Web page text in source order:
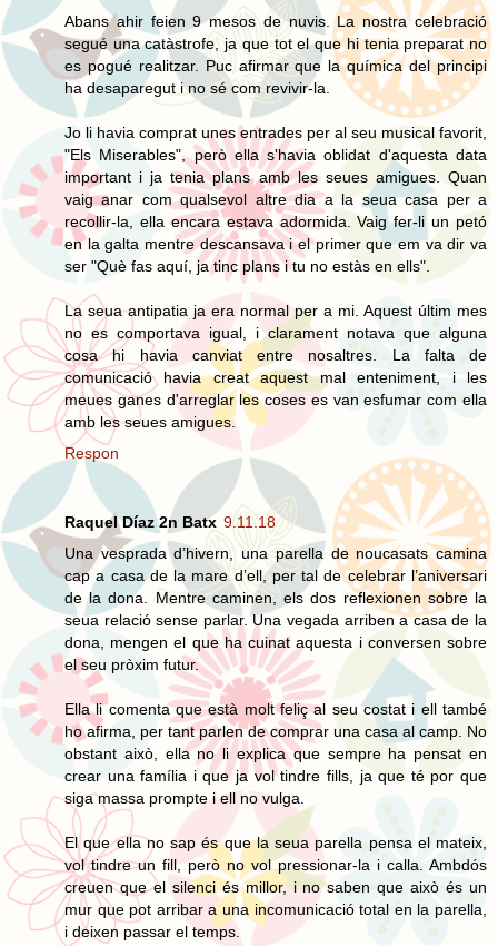
Abans ahir feien 9 mesos de nuvis. La nostra celebració
segué una catàstrofe, ja que tot el que hi tenia preparat no
es pogué realitzar. Puc afirmar que la química del principi
ha desaparegut i no sé com revivir-la.
Jo li havia comprat unes entrades per al seu musical favorit,
"Els Miserables", però ella s'havia oblidat d'aquesta data
important i ja tenia plans amb les seues amigues. Quan
vaig anar com qualsevol altre dia a la seua casa per a
recollir-la, ella encara estava adormida. Vaig fer-li un petó
en la galta mentre descansava i el primer que em va dir va
ser "Què fas aquí, ja tinc plans i tu no estàs en ells".
La seua antipatia ja era normal per a mi. Aquest últim mes
no es comportava igual, i clarament notava que alguna
cosa hi havia canviat entre nosaltres. La falta de
comunicació havia creat aquest mal enteniment, i les
meues ganes d'arreglar les coses es van esfumar com ella
amb les seues amigues.
Respon
Raquel Díaz 2n Batx 9.11.18
Una vesprada d’hivern, una parella de noucasats camina
cap a casa de la mare d’ell, per tal de celebrar l’aniversari
de la dona. Mentre caminen, els dos reflexionen sobre la
seua relació sense parlar. Una vegada arriben a casa de la
dona, mengen el que ha cuinat aquesta i conversen sobre
el seu pròxim futur.
Ella li comenta que està molt feliç al seu costat i ell també
ho afirma, per tant parlen de comprar una casa al camp. No
obstant això, ella no li explica que sempre ha pensat en
crear una família i que ja vol tindre fills, ja que té por que
siga massa prompte i ell no vulga.
El que ella no sap és que la seua parella pensa el mateix,
vol tindre un fill, però no vol pressionar-la i calla. Ambdós
creuen que el silenci és millor, i no saben que això és un
mur que pot arribar a una incomunicació total en la parella,
i deixen passar el temps.